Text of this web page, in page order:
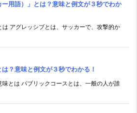
ー用語）」とは？意味と例文が３秒でわか
は アグレッシブとは、サッカーで、攻撃的か
は？意味と例文が３秒でわかる！
味とは パブリックコースとは、一般の人が誰